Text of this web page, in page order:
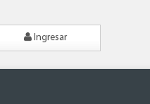
Ingresar